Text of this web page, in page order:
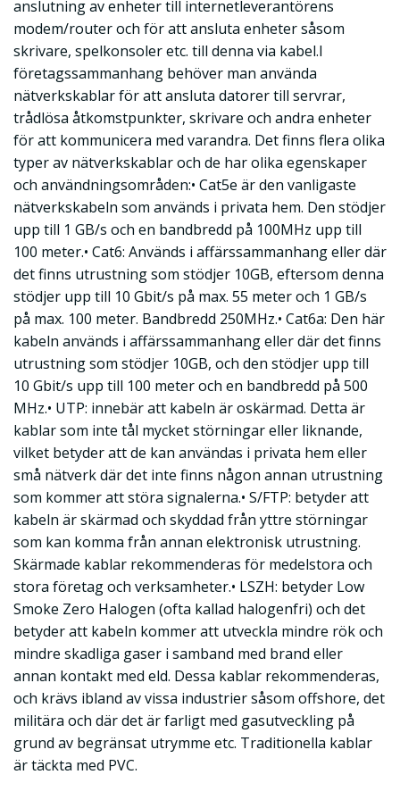
anslutning av enheter till internetleverantörens
modem/router och för att ansluta enheter såsom
skrivare, spelkonsoler etc. till denna via kabel.I
företagssammanhang behöver man använda
nätverkskablar för att ansluta datorer till servrar,
trådlösa åtkomstpunkter, skrivare och andra enheter
för att kommunicera med varandra. Det finns flera olika
typer av nätverkskablar och de har olika egenskaper
och användningsområden:• Cat5e är den vanligaste
nätverkskabeln som används i privata hem. Den stödjer
upp till 1 GB/s och en bandbredd på 100MHz upp till
100 meter.• Cat6: Används i affärssammanhang eller där
det finns utrustning som stödjer 10GB, eftersom denna
stödjer upp till 10 Gbit/s på max. 55 meter och 1 GB/s
på max. 100 meter. Bandbredd 250MHz.• Cat6a: Den här
kabeln används i affärssammanhang eller där det finns
utrustning som stödjer 10GB, och den stödjer upp till
10 Gbit/s upp till 100 meter och en bandbredd på 500
MHz.• UTP: innebär att kabeln är oskärmad. Detta är
kablar som inte tål mycket störningar eller liknande,
vilket betyder att de kan användas i privata hem eller
små nätverk där det inte finns någon annan utrustning
som kommer att störa signalerna.• S/FTP: betyder att
kabeln är skärmad och skyddad från yttre störningar
som kan komma från annan elektronisk utrustning.
Skärmade kablar rekommenderas för medelstora och
stora företag och verksamheter.• LSZH: betyder Low
Smoke Zero Halogen (ofta kallad halogenfri) och det
betyder att kabeln kommer att utveckla mindre rök och
mindre skadliga gaser i samband med brand eller
annan kontakt med eld. Dessa kablar rekommenderas,
och krävs ibland av vissa industrier såsom offshore, det
militära och där det är farligt med gasutveckling på
grund av begränsat utrymme etc. Traditionella kablar
är täckta med PVC.